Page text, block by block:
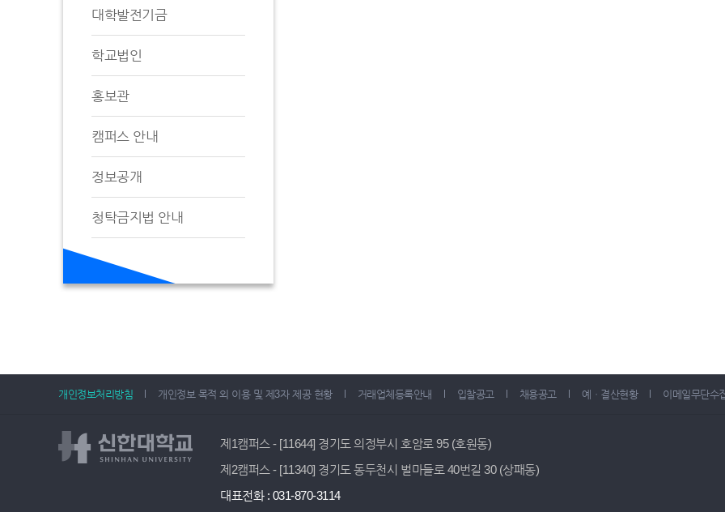
대학발전기금
학교법인
홍보관
캠퍼스 안내
정보공개
청탁금지법 안내
개인정보처리방침 개인정보 목적 외 이용 및 제3자 제공 현황 거래업체등록안내 입찰공고 채용공고 예ㆍ결산현황 이메일무단수
제1캠퍼스 - [11644] 경기도 의정부시 호암로 95 (호원동)
제2캠퍼스 - [11340] 경기도 동두천시 벌마들로 40번길 30 (상패동)
대표전화 : 031-870-3114